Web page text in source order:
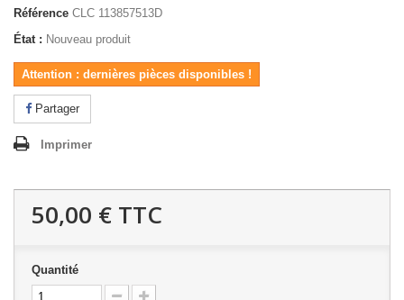
Référence CLC 113857513D
État : Nouveau produit
Attention : dernières pièces disponibles !
Partager
Imprimer
50,00 € TTC
Quantité